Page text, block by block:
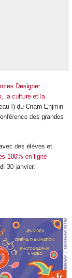
Designer
la culture et la
I) du Cnam-Enjmin
des grandes
des élèves et
100% en ligne
30 janvier.